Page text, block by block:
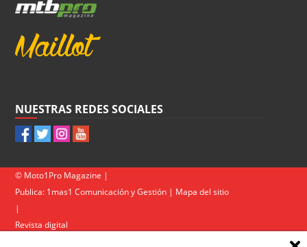
NUESTRAS REDES SOCIALES
© Moto1Pro Magazine |
Publica: 1mas1 Comunicación y Gestión | Mapa del sitio
|
Revista digital